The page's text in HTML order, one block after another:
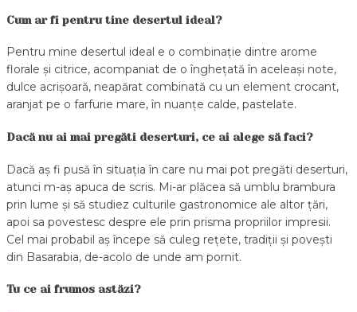
Cum ar fi pentru tine desertul ideal?
Pentru mine desertul ideal e o combinație dintre arome
florale și citrice, acompaniat de o înghețată în aceleași note,
dulce acrișoară, neapărat combinată cu un element crocant,
aranjat pe o farfurie mare, în nuanțe calde, pastelate.
Dacă nu ai mai pregăti deserturi, ce ai alege să faci?
Dacă aș fi pusă în situația în care nu mai pot pregăti deserturi,
atunci m-aș apuca de scris. Mi-ar plăcea să umblu brambura
prin lume și să studiez culturile gastronomice ale altor țări,
apoi sa povestesc despre ele prin prisma propriilor impresii.
Cel mai probabil aș începe să culeg rețete, tradiții și povești
din Basarabia, de-acolo de unde am pornit.
Tu ce ai frumos astăzi?